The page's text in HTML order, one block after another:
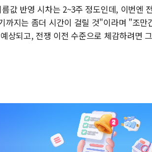
값 반영 시차는 2~3주 정도인데, 이번엔
까지는 좀더 시간이 걸릴 것"이라며 "조만
상되고, 전쟁 이전 수준으로 체감하려면